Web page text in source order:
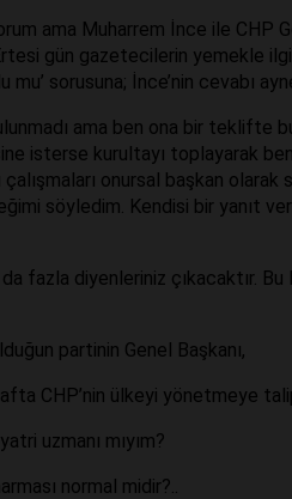
ama Muharrem İnce ile CHP
gün gazetecilerin yemekle
mu’ sorusuna; İnce’nin cevabı
ama ben ona bir teklifte
isterse kurultayı toplayarak
onursal başkan
söyledim. Kendisi bir yanıt
fazla diyenleriniz çıkacaktır.
partinin Genel Başkanı,
CHP’nin ülkeyi yönetmeye
uzmanı mıyım?
normal midir?..